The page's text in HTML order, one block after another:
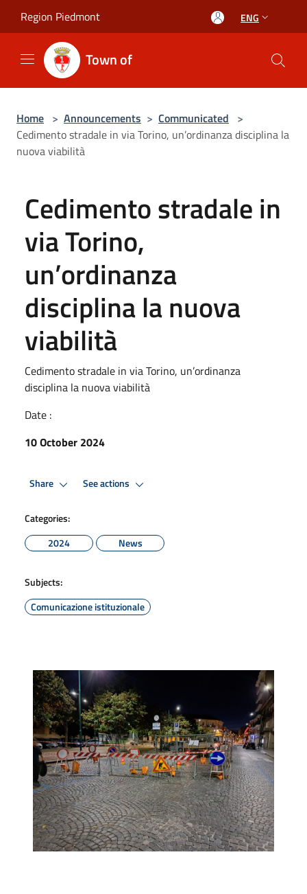
Region Piedmont ENG
Town of
Home > Announcements > Communicated >
Cedimento stradale in via Torino, un’ordinanza disciplina la
nuova viabilità
Cedimento stradale in
via Torino,
un’ordinanza
disciplina la nuova
viabilità
Cedimento stradale in via Torino, un’ordinanza
disciplina la nuova viabilità
Date :
10 October 2024
Share See actions
Categories:
2024
News
Subjects:
Comunicazione istituzionale